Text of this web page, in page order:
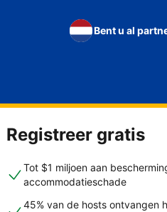
Bent u al
Registreer gratis
Tot $1 miljoen aan
accommodatieschade
45% van de hosts ontvangen